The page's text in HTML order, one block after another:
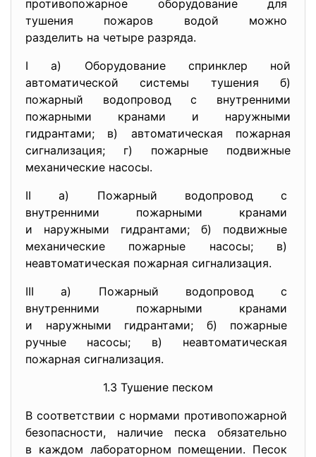
противопожарное оборудование для
тушения пожаров водой можно
разделить на четыре разряда.
I а) Оборудование спринклер ной
автоматической системы тушения б)
пожарный водопровод с внутренними
пожарными кранами и наружными
гидрантами; в) автоматическая пожарная
сигнализация; г) пожарные подвижные
механические насосы.
II а) Пожарный водопровод с
внутренними пожарными кранами
и наружными гидрантами; б) подвижные
механические пожарные насосы; в)
неавтоматическая пожарная сигнализация.
III а) Пожарный водопровод с
внутренними пожарными кранами
и наружными гидрантами; б) пожарные
ручные насосы; в) неавтоматическая
пожарная сигнализация.
1.3 Тушение песком
В соответствии с нормами противопожарной
безопасности, наличие песка обязательно
в каждом лабораторном помещении. Песок